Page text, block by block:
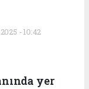
- 10:42
yer